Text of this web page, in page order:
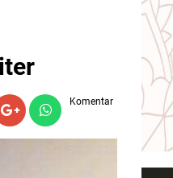
Komentar